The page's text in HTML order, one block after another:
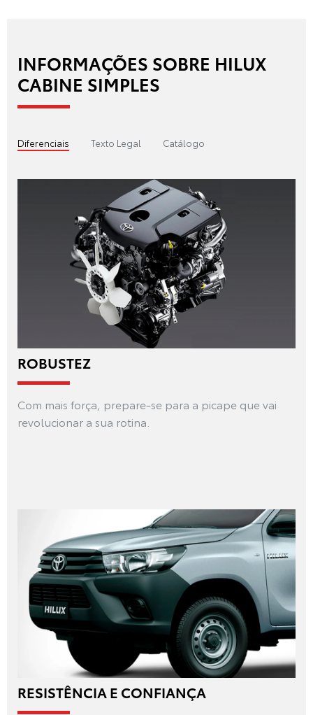
INFORMAÇÕES SOBRE HILUX
CABINE SIMPLES
Diferenciais Texto Legal Catálogo
ROBUSTEZ
Com mais força, prepare-se para a picape que vai
revolucionar a sua rotina.
RESISTÊNCIA E CONFIANÇA